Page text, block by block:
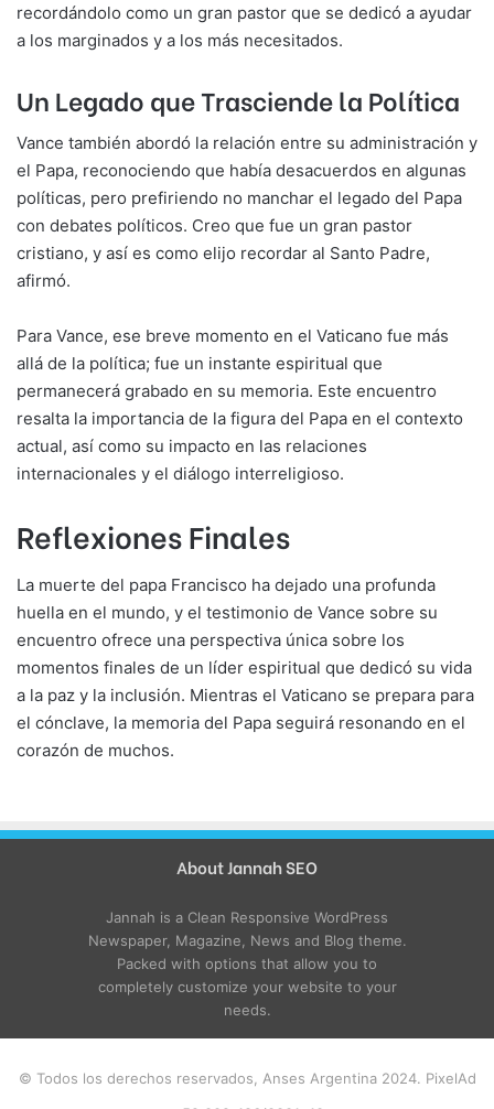
recordándolo como un gran pastor que se dedicó a ayudar
a los marginados y a los más necesitados.
Un Legado que Trasciende la Política
Vance también abordó la relación entre su administración y
el Papa, reconociendo que había desacuerdos en algunas
políticas, pero prefiriendo no manchar el legado del Papa
con debates políticos. Creo que fue un gran pastor
cristiano, y así es como elijo recordar al Santo Padre,
afirmó.
Para Vance, ese breve momento en el Vaticano fue más
allá de la política; fue un instante espiritual que
permanecerá grabado en su memoria. Este encuentro
resalta la importancia de la figura del Papa en el contexto
actual, así como su impacto en las relaciones
internacionales y el diálogo interreligioso.
Reflexiones Finales
La muerte del papa Francisco ha dejado una profunda
huella en el mundo, y el testimonio de Vance sobre su
encuentro ofrece una perspectiva única sobre los
momentos finales de un líder espiritual que dedicó su vida
a la paz y la inclusión. Mientras el Vaticano se prepara para
el cónclave, la memoria del Papa seguirá resonando en el
corazón de muchos.
About Jannah SEO
Jannah is a Clean Responsive WordPress
Newspaper, Magazine, News and Blog theme.
Packed with options that allow you to
completely customize your website to your
needs.
© Todos los derechos reservados, Anses Argentina 2024. PixelAd